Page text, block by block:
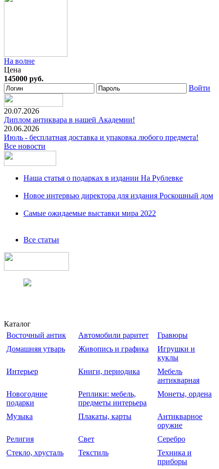
На волне
Цена
145000 руб.
Войти
20.07.2026
Диплом антиквара в нашей Академии!
20.06.2026
Июль - бесплатная доставка и упаковка любого предмета!
Все новости
Наша статья о подарках в издании На Рублевке
Новое интервью директора для издания Роскошный дом
Самые ожидаемые выставки мира 2022
Все статьи
Каталог
Восточный антик
Автомобили раритет
Гравюры
Домашняя утварь
Живопись и графика
Игрушки и
куклы
Интерьер
Книги, периодика
Мебель
антикварная
Новогодние
подарки
Реплики: мебель,
предметы интерьера
Монеты, ордена
Музыка Плакаты, карты
Антикварное
оружие
Религия
Свет
Серебро
Стекло, хрусталь
Текстиль
Техника и
приборы